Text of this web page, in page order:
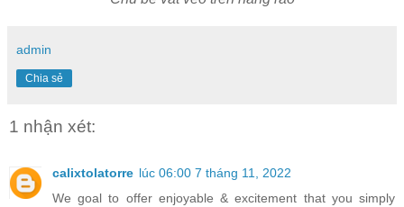
admin
Chia sẻ
1 nhận xét:
calixtolatorre lúc 06:00 7 tháng 11, 2022
We goal to offer enjoyable & excitement that you simply